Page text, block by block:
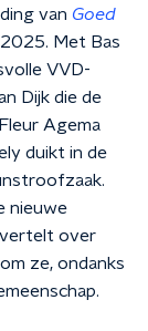
van Goed
Met Bas
VVD-
Dijk die de
Agema
duikt in de
nieuwe
vertelt over
ze, ondanks